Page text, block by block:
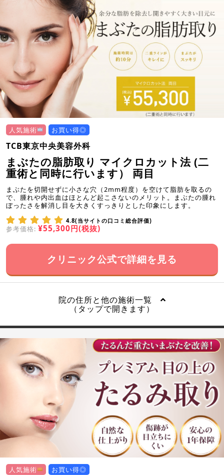
人気施術 お買い得◎
TCB東京中央美容外科
まぶたの脂肪取り マイクロカット法 (二
重術と同時に行います） 両目
まぶたを切開せずに小さな穴（2mm程度）を空けて脂肪を取るの
で、腫れや内出血はほとんど起こさないのメリット。まぶたの腫れ
ぼったさを解消し目を大きくすっきりとした印象にします。
4.8(当サイトの口コミ総合評価)
参考価格: ¥55,300円(税抜)
クリニック公式で詳細を見る
院の住所と他の施術一覧
（タップで開きます）
人気施術 お買い得◎